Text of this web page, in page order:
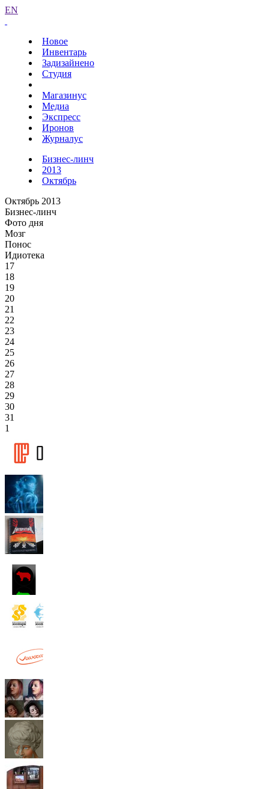
EN
Новое
Инвентарь
Задизайнено
Студия
Магазинус
Медиа
Экспресс
Иронов
Журналус
Бизнес-линч
2013
Октябрь
Октябрь 2013
Бизнес-линч
Фото дня
Мозг
Понос
Идиотека
17
18
19
20
21
22
23
24
25
26
27
28
29
30
31
1